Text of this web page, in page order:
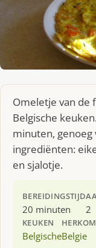
Omeletje van de
Belgische
minuten,
ingrediënten:
en sjalotje.
BEREIDINGSTIJD
20 minuten 2
KEUKEN
BelgischeBelgie